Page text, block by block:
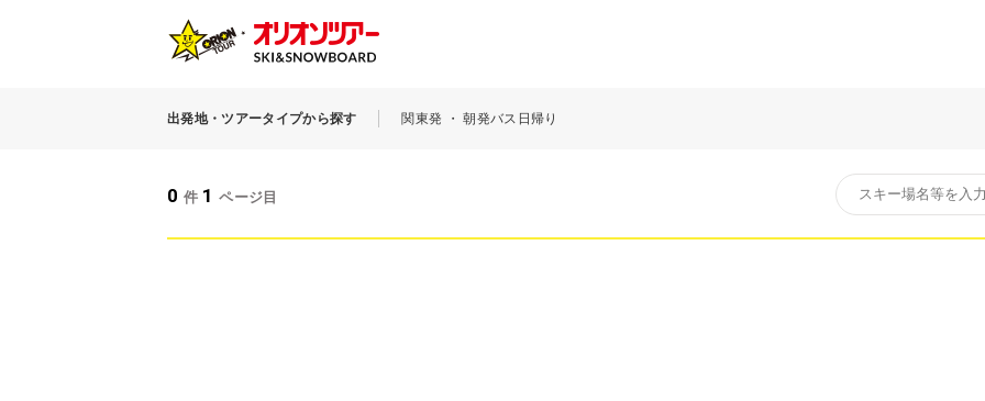
出発地・ツアータイプから探す 関東発 ・ 朝発バス日帰り
0 件 1 ページ目